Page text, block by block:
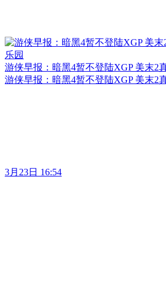
游侠早报：暗黑4暂不登陆XGP 美末2
游侠早报：暗黑4暂不登陆XGP 美末2
3月23日 16:54